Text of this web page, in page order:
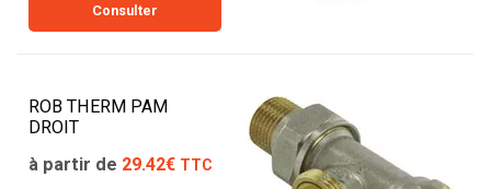
Consulter
ROB THERM PAM
DROIT
à partir de 29.42€ TTC